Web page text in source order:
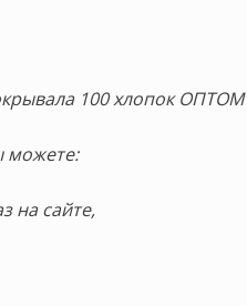
100 хлопок
можете:
на сайте,